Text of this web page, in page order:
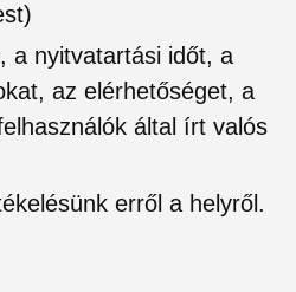
a nyitvatartási időt, a
az elérhetőséget, a
által írt valós
erről a helyről.